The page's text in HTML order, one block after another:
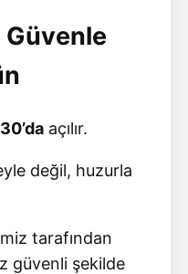
Güvenle
açılır.
değil, huzurla
tarafından
güvenli şekilde